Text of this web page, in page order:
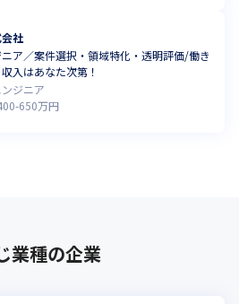
社
ア／案件選択・領域特化・透明評価/働き
入はあなた次第！
ジニア
-650万円
業種の企業